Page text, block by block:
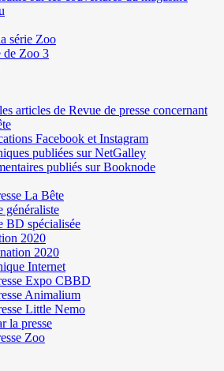
série Zoo
de Zoo 3
articles de Revue de presse concernant
Facebook et Instagram
publiées sur NetGalley
publiés sur Booknode
La Bête
généraliste
BD spécialisée
2020
2020
Internet
Expo CBBD
Animalium
Little Nemo
la presse
Zoo